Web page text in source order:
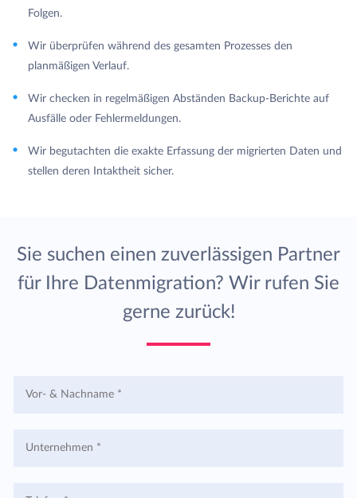
Folgen.
Wir überprüfen während des gesamten Prozesses den
planmäßigen Verlauf.
Wir checken in regelmäßigen Abständen Backup-Berichte auf
Ausfälle oder Fehlermeldungen.
Wir begutachten die exakte Erfassung der migrierten Daten und
stellen deren Intaktheit sicher.
Sie suchen einen zuverlässigen Partner
für Ihre Datenmigration? Wir rufen Sie
gerne zurück!